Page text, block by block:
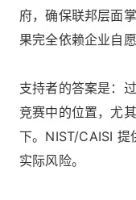
府，确保联邦层面
果完全依赖企业自
支持者的答案是：
竞赛中的位置，尤
下。NIST/CAISI 提
实际风险。